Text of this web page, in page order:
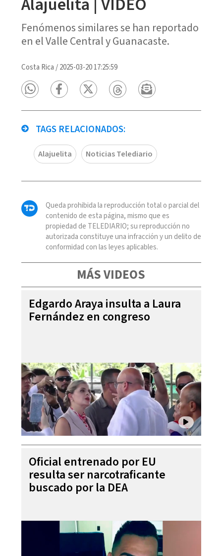
Fenómenos similares se han reportado
en el Valle Central y Guanacaste.
Costa Rica /2025-03-20 17:25:59
TAGS RELACIONADOS:
Alajuelita Noticias Telediario
Queda prohibida la reproducción total o parcial del
contenido de esta página, mismo que es
propiedad de TELEDIARIO; su reproducción no
autorizada constituye una infracción y un delito de
conformidad con las leyes aplicables.
MÁS VIDEOS
Edgardo Araya insulta a Laura
Fernández en congreso
Oficial entrenado por EU
resulta ser narcotraficante
buscado por la DEA